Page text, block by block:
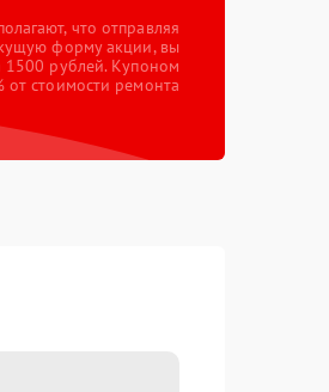
что отправляя
форму акции, вы
1500 рублей. Купоном
стоимости ремонта